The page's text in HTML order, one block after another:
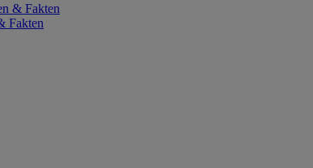
& Fakten
Fakten